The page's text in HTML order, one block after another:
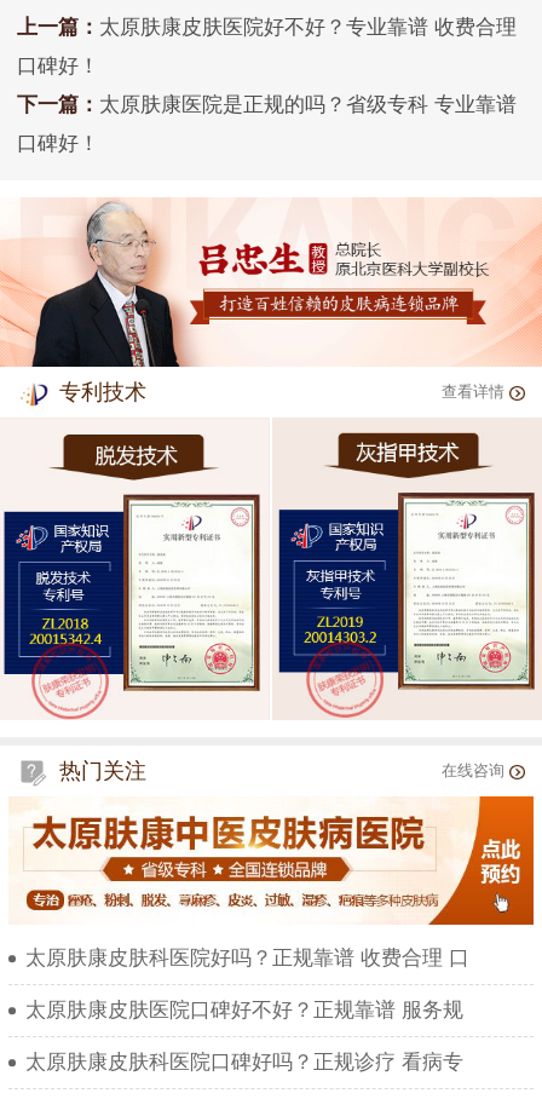
上一篇： 太原肤康皮肤医院好不好？专业靠谱 收费合理
口碑好！
下一篇： 太原肤康医院是正规的吗？省级专科 专业靠谱
口碑好！
专利技术 查看详情
热门关注 在线咨询
太原肤康皮肤科医院好吗？正规靠谱 收费合理 口
太原肤康皮肤医院口碑好不好？正规靠谱 服务规
太原肤康皮肤科医院口碑好吗？正规诊疗 看病专